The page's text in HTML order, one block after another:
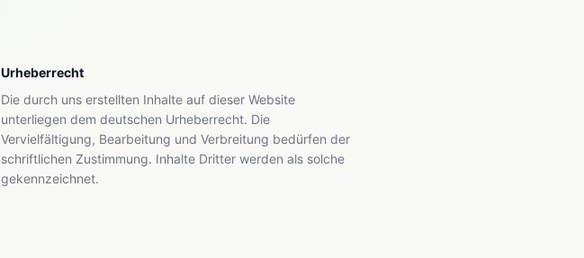
Urheberrecht
Die durch uns erstellten Inhalte auf dieser Website
unterliegen dem deutschen Urheberrecht. Die
Vervielfältigung, Bearbeitung und Verbreitung bedürfen der
schriftlichen Zustimmung. Inhalte Dritter werden als solche
gekennzeichnet.